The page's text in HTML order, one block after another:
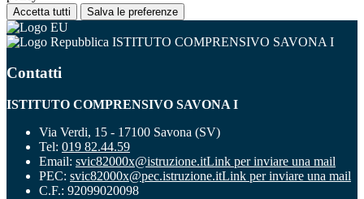
Accetta tutti Salva le preferenze
ISTITUTO COMPRENSIVO SAVONA I
Contatti
ISTITUTO COMPRENSIVO SAVONA I
Via Verdi, 15 - 17100 Savona (SV)
Tel: 019 82.44.59
Email: svic82000x@istruzione.itLink per inviare una mail
PEC: svic82000x@pec.istruzione.itLink per inviare una mail
C.F.: 92099020098